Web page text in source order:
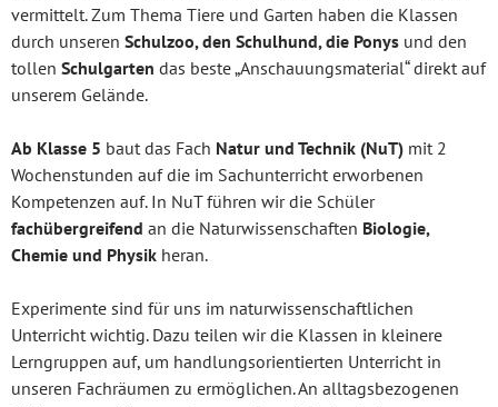
vermittelt. Zum Thema Tiere und Garten haben die Klassen
durch unseren Schulzoo, den Schulhund, die Ponys und den
tollen Schulgarten das beste „Anschauungsmaterial“ direkt auf
unserem Gelände.
Ab Klasse 5 baut das Fach Natur und Technik (NuT) mit 2
Wochenstunden auf die im Sachunterricht erworbenen
Kompetenzen auf. In NuT führen wir die Schüler
fachübergreifend an die Naturwissenschaften Biologie,
Chemie und Physik heran.
Experimente sind für uns im naturwissenschaftlichen
Unterricht wichtig. Dazu teilen wir die Klassen in kleinere
Lerngruppen auf, um handlungsorientierten Unterricht in
unseren Fachräumen zu ermöglichen. An alltagsbezogenen